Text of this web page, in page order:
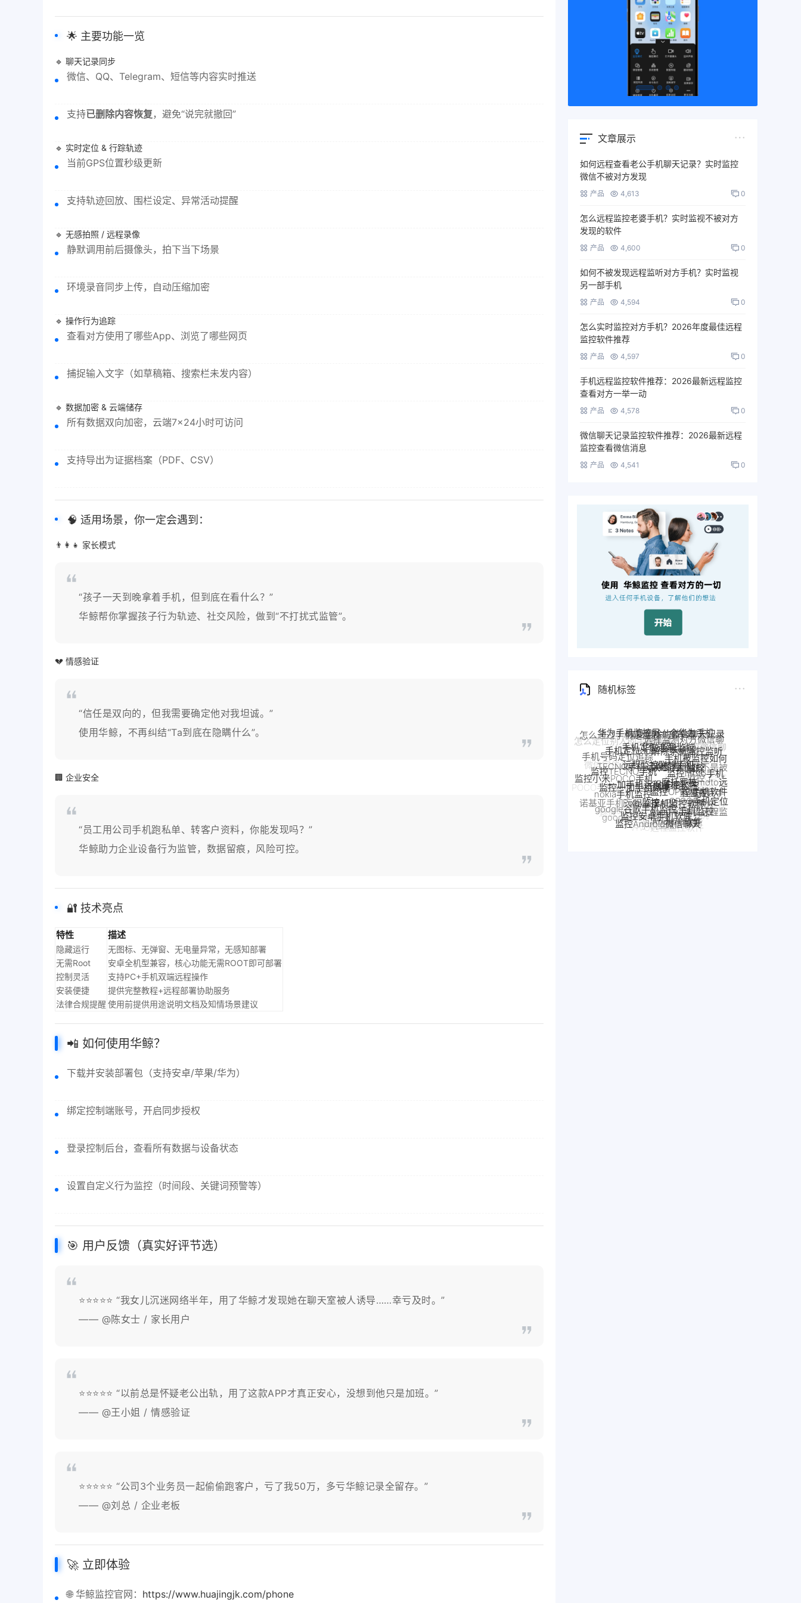
🌟 主要功能一览
🔹 聊天记录同步
微信、QQ、Telegram、短信等内容实时推送
支持已删除内容恢复 ，避免“说完就撤回”
🔹 实时定位 & 行踪轨迹
当前GPS位置秒级更新
支持轨迹回放、围栏设定、异常活动提醒
🔹 无感拍照 / 远程录像
静默调用前后摄像头，拍下当下场景
环境录音同步上传，自动压缩加密
🔹 操作行为追踪
查看对方使用了哪些App、浏览了哪些网页
捕捉输入文字（如草稿箱、搜索栏未发内容）
🔹 数据加密 & 云端储存
所有数据双向加密，云端7×24小时可访问
支持导出为证据档案（PDF、CSV）
🧠 适用场景，你一定会遇到：
👨‍👩‍👧 家长模式
“孩子一天到晚拿着手机，但到底在看什么？”
华鲸帮你掌握孩子行为轨迹、社交风险，做到“不打扰式监管”。
💔 情感验证
“信任是双向的，但我需要确定他对我坦诚。”
使用华鲸，不再纠结“Ta到底在隐瞒什么”。
🏢 企业安全
“员工用公司手机跑私单、转客户资料，你能发现吗？”
华鲸助力企业设备行为监管，数据留痕，风险可控。
🔐 技术亮点
特性 描述
隐藏运行
无图标、无弹窗、无电量异常，无感知部署
无需Root
安卓全机型兼容，核心功能无需ROOT即可部署
控制灵活
支持PC+手机双端远程操作
安装便捷
提供完整教程+远程部署协助服务
法律合规提醒 使用前提供用途说明文档及知情场景建议
📲 如何使用华鲸？
下载并安装部署包（支持安卓/苹果/华为）
绑定控制端账号，开启同步授权
登录控制后台，查看所有数据与设备状态
设置自定义行为监控（时间段、关键词预警等）
🎯 用户反馈（真实好评节选）
⭐⭐⭐⭐⭐ “我女儿沉迷网络半年，用了华鲸才发现她在聊天室被人诱导……幸亏及时。”
—— @陈女士 / 家长用户
⭐⭐⭐⭐⭐ “以前总是怀疑老公出轨，用了这款APP才真正安心，没想到他只是加班。”
—— @王小姐 / 情感验证
⭐⭐⭐⭐⭐ “公司3个业务员一起偷偷跑客户，亏了我50万，多亏华鲸记录全留存。”
—— @刘总 / 企业老板
🚀 立即体验
🌐 华鲸监控官网： https://www.huajingjk.com/phone
文章展示
如何远程查看老公手机聊天记录？实时监控
微信不被对方发现
产品 4,613 0
怎么远程监控老婆手机？实时监视不被对方
发现的软件
产品 4,600 0
如何不被发现远程监听对方手机？实时监视
另一部手机
产品 4,594 0
怎么实时监控对方手机？2026年度最佳远程
监控软件推荐
产品 4,597 0
手机远程监控软件推荐：2026最新远程监控
查看对方一举一动
产品 4,578 0
微信聊天记录监控软件推荐：2026最新远程
监控查看微信消息
产品 4,541 0
随机标签
手机号码定位追踪
手机定位app
手机定位追踪解除手机监控监听
手机被监控如何
解除
手机是不是被
监控了
手机被别人监控
了怎么解除
小米POCO远程控制
POCO手机远程监控
监控小米POCO手机
监控TECNO手机
TECNO手机远程监控
远程监控联想手机
联想手机监控
监控moto手机
摩托罗拉moto远
程监控
监控真我手
机软件
真我手机远程监控
别人手机
realme手机监控
怎么远程监控中兴手机
中兴myos手机监控
魅族手机怎么远程监控另一台手机
魅族手机监控
诺基亚手机远程监控
nokia手机监控
监控一加手机微信
一加手机远程监控软件
一加手机监控
监控OPPO手机软件
OPPO手机定位
OPPO手机远程监
控
手机窃听
VIVO远程监控软件
VIVO手机监控
google Pixel监控
google谷歌手机监控
Pixel监控APP
Pixel手机监控软件
google手机监控
Android软件
监控Android微信聊天
监控安卓手机软件